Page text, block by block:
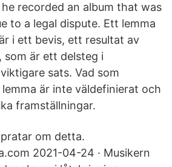
recorded an album that was
to a legal dispute. Ett lemma
i ett bevis, ett resultat av
som är ett delsteg i
sats. Vad som
är inte väldefinierat och
framställningar.
om detta.
2021-04-24 · Musikern